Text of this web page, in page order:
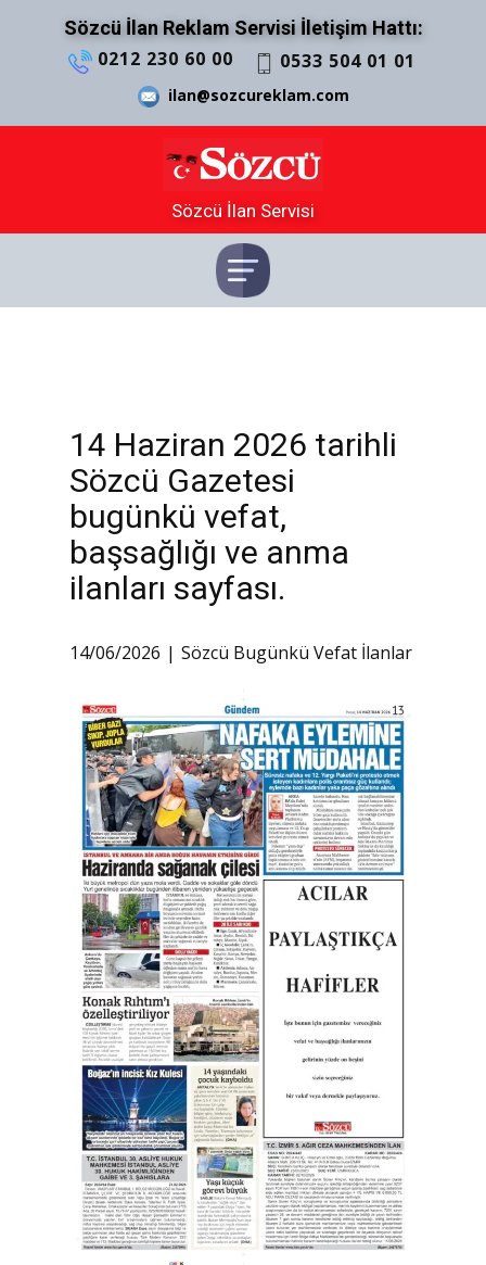
Sözcü İlan Reklam Servisi İletişim Hattı:
0212 230 60 00 0533 504 01 01
ilan@sozcureklam.com
Sözcü İlan Servisi
14 Haziran 2026 tarihli
Sözcü Gazetesi
bugünkü vefat,
başsağlığı ve anma
ilanları sayfası.
14/06/2026 Sözcü Bugünkü Vefat İlanlar